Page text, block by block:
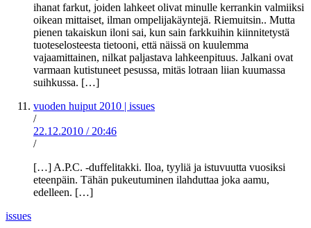
ihanat farkut, joiden lahkeet olivat minulle kerrankin valmiiksi
oikean mittaiset, ilman ompelijakäyntejä. Riemuitsin.. Mutta
pienen takaiskun iloni sai, kun sain farkkuihin kiinnitetystä
tuoteselosteesta tietooni, että näissä on kuulemma
vajaamittainen, nilkat paljastava lahkeenpituus. Jalkani ovat
varmaan kutistuneet pesussa, mitäs lotraan liian kuumassa
suihkussa. […]
vuoden huiput 2010 | issues
/
22.12.2010 / 20:46
/
[…] A.P.C. -duffelitakki. Iloa, tyyliä ja istuvuutta vuosiksi
eteenpäin. Tähän pukeutuminen ilahduttaa joka aamu,
edelleen. […]
issues